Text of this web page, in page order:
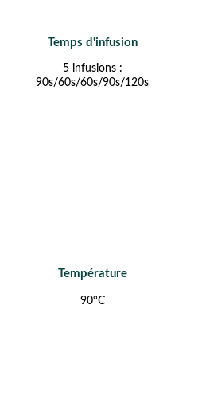
Temps d'infusion
5 infusions :
90s/60s/60s/90s/120s
Température
90°C